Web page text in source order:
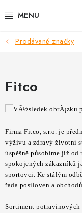
na
%AKCE
SPORTOVNÍ
KRÁSA A WELLNESS
🧬 DLOUHOVĚKOST
Prodávané značky
Fitco
Firma Fitco, s.r.o. je
výživu a zdravý životní
úspěšně působíme již
spokojených zákazníků
sportovci. Ke stálým
řada posiloven a
Sortiment potravinových